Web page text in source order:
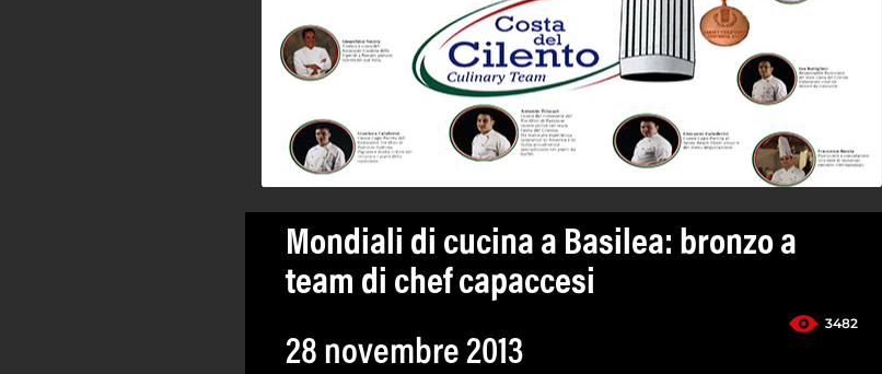
Mondiali di cucina a Basilea: bronzo a
team di chef capaccesi
3482
28 novembre 2013